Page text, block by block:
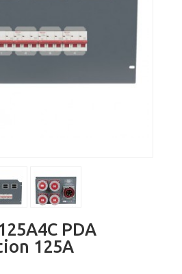
PDA
125A